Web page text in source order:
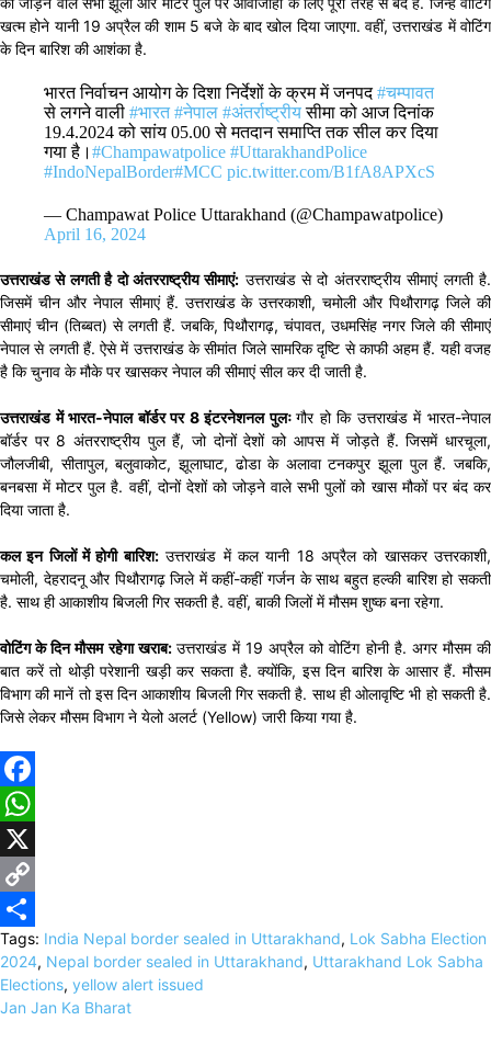
खत्म होने यानी 19 अप्रैल की शाम 5 बजे के बाद खोल दिया जाएगा. वहीं, उत्तराखंड में वोटिंग
के दिन बारिश की आशंका है.
भारत निर्वाचन आयोग के दिशा निर्देशों के क्रम में जनपद#चम्पावत
से लगने वाली #भारत #नेपाल #अंतर्राष्ट्रीयसीमा को आज दिनांक
19.4.2024 को सांय 05.00 से मतदान समाप्ति तक सील कर दिया
गया है। #Champawatpolice #UttarakhandPolice
#IndoNepalBorder#MCC pic.twitter.com/B1fA8APXcS
— Champawat Police Uttarakhand (@Champawatpolice)
April 16, 2024
उत्तराखंड से लगती है दो अंतरराष्ट्रीय सीमाएं: उत्तराखंड से दो अंतरराष्ट्रीय सीमाएं लगती है.
जिसमें चीन और नेपाल सीमाएं हैं. उत्तराखंड के उत्तरकाशी, चमोली और पिथौरागढ़ जिले की
सीमाएं चीन (तिब्बत) से लगती हैं. जबकि, पिथौरागढ़, चंपावत, उधमसिंह नगर जिले की सीमाएं
नेपाल से लगती हैं. ऐसे में उत्तराखंड के सीमांत जिले सामरिक दृष्टि से काफी अहम हैं. यही वजह
है कि चुनाव के मौके पर खासकर नेपाल की सीमाएं सील कर दी जाती है.
उत्तराखंड में भारत-नेपाल बॉर्डर पर 8 इंटरनेशनल पुलःगौर हो कि उत्तराखंड में भारत-नेपाल
बॉर्डर पर 8 अंतरराष्ट्रीय पुल हैं, जो दोनों देशों को आपस में जोड़ते हैं. जिसमें धारचूला,
जौलजीबी, सीतापुल, बलुवाकोट, झूलाघाट, ढोडा के अलावा टनकपुर झूला पुल हैं. जबकि,
बनबसा में मोटर पुल है. वहीं, दोनों देशों को जोड़ने वाले सभी पुलों को खास मौकों पर बंद कर
दिया जाता है.
कल इन जिलों में होगी बारिश:उत्तराखंड में कल यानी 18 अप्रैल को खासकर उत्तरकाशी,
चमोली, देहरादनू और पिथौरागढ़ जिले में कहीं-कहीं गर्जन के साथ बहुत हल्की बारिश हो सकती
है. साथ ही आकाशीय बिजली गिर सकती है. वहीं, बाकी जिलों में मौसम शुष्क बना रहेगा.
वोटिंग के दिन मौसम रहेगा खराब: उत्तराखंड में 19 अप्रैल को वोटिंग होनी है. अगर मौसम की
बात करें तो थोड़ी परेशानी खड़ी कर सकता है. क्योंकि, इस दिन बारिश के आसार हैं. मौसम
विभाग की मानें तो इस दिन आकाशीय बिजली गिर सकती है. साथ ही ओलावृष्टि भी हो सकती है.
जिसे लेकर मौसम विभाग ने येलो अलर्ट (Yellow) जारी किया गया है.
Facebook
WhatsApp
X
Copy
Link
Share
Tags: India Nepal border sealed in Uttarakhand, Lok Sabha Election
2024, Nepal border sealed in Uttarakhand, Uttarakhand Lok Sabha
Elections, yellow alert issued
Jan Jan Ka Bharat